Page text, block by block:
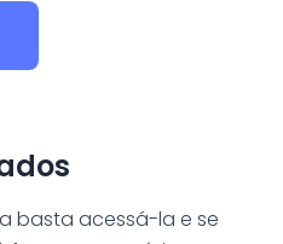
basta acessá-la e se